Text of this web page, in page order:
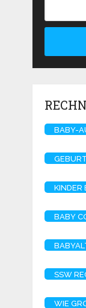
BABY-
KINDER
BABY
SSW
WIE